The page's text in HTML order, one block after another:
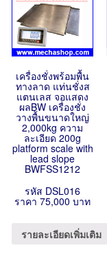
เครื่องชั่งพร้อมพื้น
ทางลาด แท่นชั่งส
แตนเลส จอแสดง
ผลBW เครื่องชั่ง
วางพื้นขนาดใหญ่
2,000kg ความ
ละเอียด 200g
platform scale with
lead slope
BWFSS1212
รหัส DSL016
ราคา 75,000 บาท
รายละเอียดเพิ่มเติม